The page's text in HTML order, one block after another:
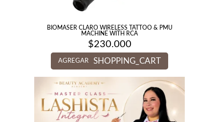
BIOMASER CLARO WIRELESS TATTOO & PMU
MACHINE WITH RCA
$230.000
AGREGAR SHOPPING_CART